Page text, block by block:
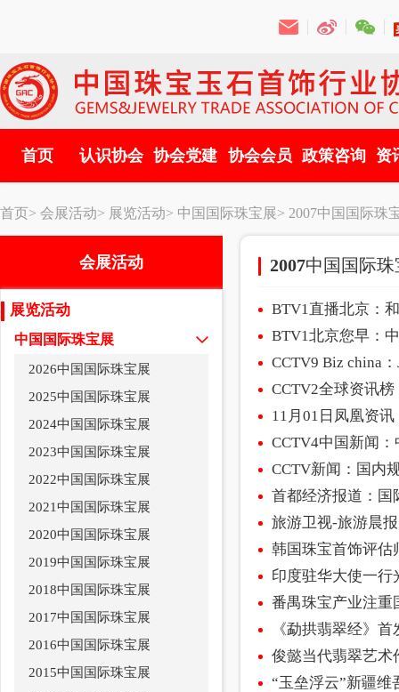
首页 认识协会 协会党建 协会会员 政策咨询 资
首页> 会展活动> 展览活动> 中国国际珠宝展> 2007中国国际珠
会展活动
展览活动
中国国际珠宝展
2026中国国际珠宝展
2025中国国际珠宝展
2024中国国际珠宝展
2023中国国际珠宝展
2022中国国际珠宝展
2021中国国际珠宝展
2020中国国际珠宝展
2019中国国际珠宝展
2018中国国际珠宝展
2017中国国际珠宝展
2016中国国际珠宝展
2015中国国际珠宝展
2007中国国际
BTV1直播北京：
BTV1北京您早：
CCTV9 Biz china
CCTV2全球资讯
11月01日凤凰资讯
CCTV4中国新闻
CCTV新闻：国内
首都经济报道：国
旅游卫视-旅游晨
韩国珠宝首饰评估
印度驻华大使一行
番禺珠宝产业注重
《勐拱翡翠经》
俊懿当代翡翠艺术
“玉垒浮云”新疆